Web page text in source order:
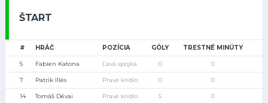
ŠTART
# HRÁČ POZÍCIA GÓLY TRESTNÉ MINÚTY
5 Fabien Katona Ľavá spojka 0 0
7 Patrik Illés Pravé krídlo 0 0
14 Tomáš Dévai Pravé krídlo 5 0